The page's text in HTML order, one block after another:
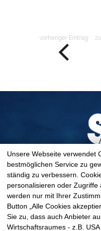
vorheriger Eintrag
Spandauer
Unsere Webseite verwendet
bestmöglichen Service zu
ständig zu verbessern.
personalisieren oder
werden nur mit Ihrer
Button „Alle Cookies
Sie zu, dass auch Anbieter
Wirtschaftsraumes - z.B.